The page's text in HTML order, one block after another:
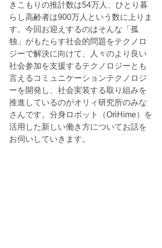
きこもりの推計数は54万人、ひとり暮
らし高齢者は900万人という数に上りま
す。今回お迎えするのはそんな「孤
独」がもたらす社会的問題をテクノロ
ジーで解決に向けて、人々のより良い
社会参加を支援するテクノロジーとも
言えるコミュニケーションテクノロジ
ーを開発し、社会実装する取り組みを
推進しているのがオリィ研究所のみな
さんです。分身ロボット（OriHime）を
活用した新しい働き方についてお話を
お伺いしていきます。